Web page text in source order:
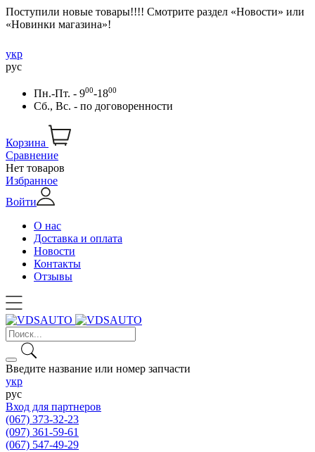
Поступили новые товары!!!! Смотрите раздел «Новости» или
«Новинки магазина»!
укр
рус
Пн.-Пт. - 900-1800
Сб., Вс. - по договоренности
Корзина
Сравнение
Нет товаров
Избранное
Войти
О нас
Доставка и оплата
Новости
Контакты
Отзывы
Введите название или номер запчасти
укр
рус
Вход для партнеров
(067) 373-32-23
(097) 361-59-61
(067) 547-49-29